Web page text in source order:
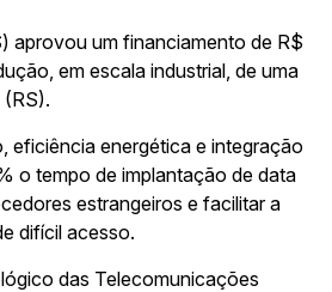
aprovou um financiamento de R$
em escala industrial, de uma
eficiência energética e integração
o tempo de implantação de data
estrangeiros e facilitar a
difícil acesso.
das Telecomunicações